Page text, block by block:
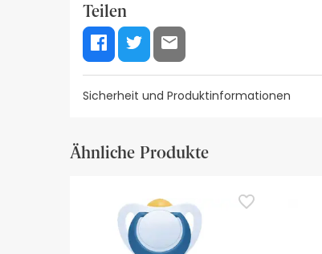
Teilen
Sicherheit und Produktinformationen
Visuelle Sicherheitsressourcen
empfehlen wir Ihnen, die
bitte nicht, uns zu kontaktieren. Wenn
Ähnliche Produkte